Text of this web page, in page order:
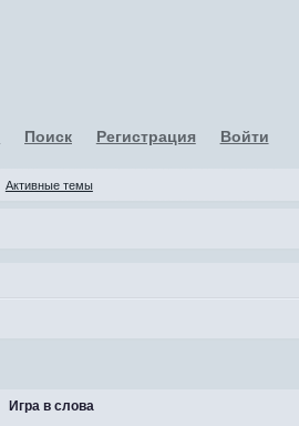
Поиск Регистрация Войти
Активные темы
Игра в слова